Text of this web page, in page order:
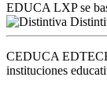
EDUCA LXP se
CEDUCA
instituciones